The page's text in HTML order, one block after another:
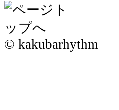
© kakubarhythm